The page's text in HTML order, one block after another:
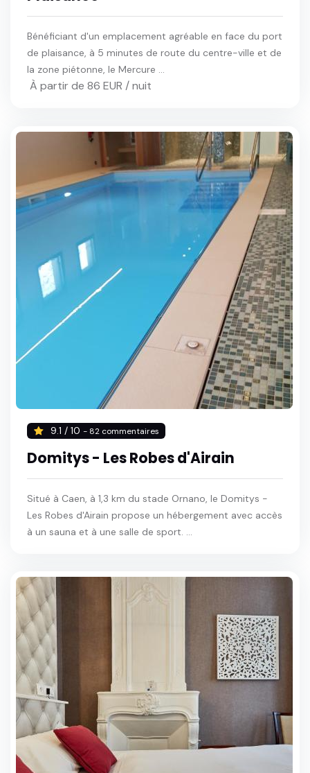
Bénéficiant d'un emplacement agréable en face du port
de plaisance, à 5 minutes de route du centre-ville et de
la zone piétonne, le Mercure ...
À partir de 86 EUR / nuit
9.1 / 10 - 82 commentaires
Domitys - Les Robes d'Airain
Situé à Caen, à 1,3 km du stade Ornano, le Domitys -
Les Robes d'Airain propose un hébergement avec accès
à un sauna et à une salle de sport. ...